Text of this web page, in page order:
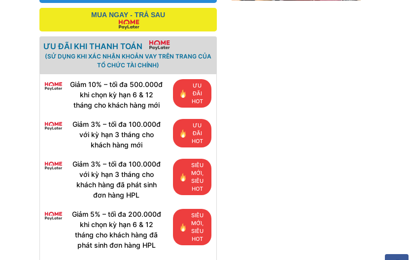
MUA NGAY - TRẢ SAU
ƯU ĐÃI KHI THANH TOÁN
(SỬ DỤNG KHI XÁC NHẬN KHOẢN VAY TRÊN TRANG CỦA
TỔ CHỨC TÀI CHÍNH)
Giảm 10% – tối đa 500.000đ
khi chọn kỳ hạn 6 & 12
tháng cho khách hàng mới
ƯU
ĐÃI
HOT
Giảm 3% – tối đa 100.000đ
với kỳ hạn 3 tháng cho
khách hàng mới
ƯU
ĐÃI
HOT
Giảm 3% – tối đa 100.000đ
với kỳ hạn 3 tháng cho
khách hàng đã phát sinh
đơn hàng HPL
SIÊU
MỚI,
SIÊU
HOT
Giảm 5% – tối đa 200.000đ
khi chọn kỳ hạn 6 & 12
tháng cho khách hàng đã
phát sinh đơn hàng HPL
SIÊU
MỚI,
SIÊU
HOT